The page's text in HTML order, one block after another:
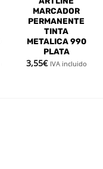
MARCADOR
PERMANENTE
TINTA
METALICA 990
PLATA
3,55€ IVA incluido